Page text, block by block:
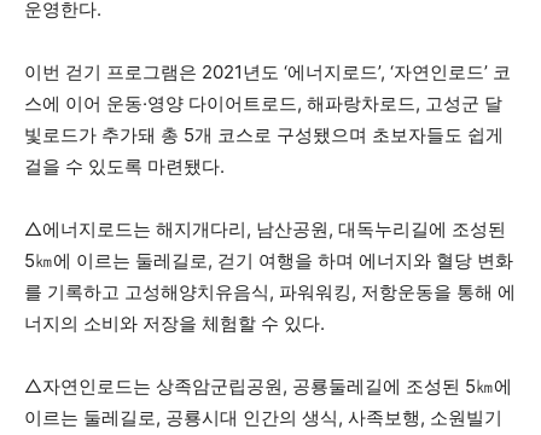
운영한다.
이번 걷기 프로그램은 2021년도 ‘에너지로드’, ‘자연인로드’ 코
스에 이어 운동·영양 다이어트로드, 해파랑차로드, 고성군 달
빛로드가 추가돼 총 5개 코스로 구성됐으며 초보자들도 쉽게
걸을 수 있도록 마련됐다.
△에너지로드는 해지개다리, 남산공원, 대독누리길에 조성된
5㎞에 이르는 둘레길로, 걷기 여행을 하며 에너지와 혈당 변화
를 기록하고 고성해양치유음식, 파워워킹, 저항운동을 통해 에
너지의 소비와 저장을 체험할 수 있다.
△자연인로드는 상족암군립공원, 공룡둘레길에 조성된 5㎞에
이르는 둘레길로, 공룡시대 인간의 생식, 사족보행, 소원빌기